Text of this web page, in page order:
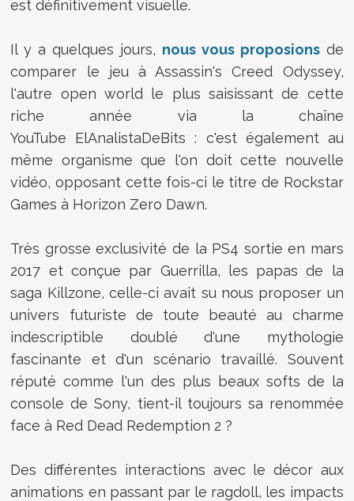
est définitivement visuelle.
Il y a quelques jours, nous vous proposionsde
comparer le jeu à Assassin's Creed Odyssey,
l'autre open world le plus saisissant de cette
riche année via la chaîne
YouTube ElAnalistaDeBits : c'est également au
même organisme que l'on doit cette nouvelle
vidéo, opposant cette fois-ci le titre de Rockstar
Games à Horizon Zero Dawn.
Très grosse exclusivité de la PS4 sortie en mars
2017 et conçue par Guerrilla, les papas de la
saga Killzone, celle-ci avait su nous proposer un
univers futuriste de toute beauté au charme
indescriptible doublé d'une mythologie
fascinante et d'un scénario travaillé. Souvent
réputé comme l'un des plus beaux softs de la
console de Sony, tient-il toujours sa renommée
face à Red Dead Redemption 2 ?
Des différentes interactions avec le décor aux
animations en passant par le ragdoll, les impacts